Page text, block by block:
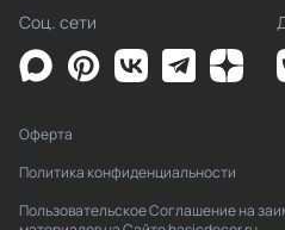
Соц. сети
Оферта
Политика конфиденциальности
Пользовательское Соглашение на